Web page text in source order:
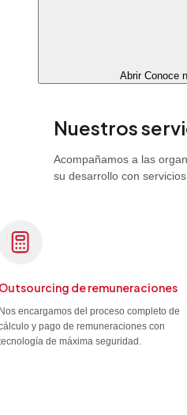
Abrir Conoce
Nuestros
Acompañamos a las
su desarrollo con
de remuneraciones
encargamos del proceso completo de
y pago de remuneraciones con
de máxima seguridad.